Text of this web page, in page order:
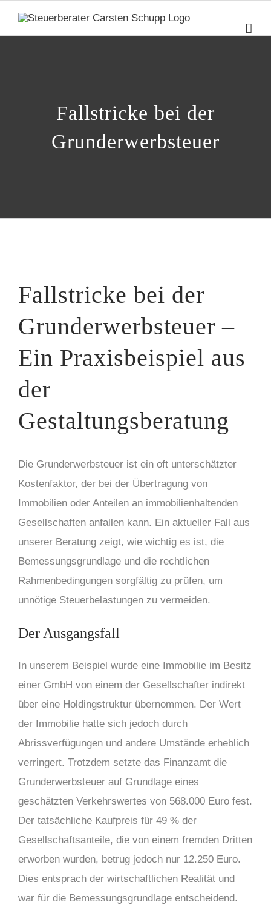
Fallstricke bei der
Grunderwerbsteuer
Fallstricke bei der
Grunderwerbsteuer –
Ein Praxisbeispiel aus
der
Gestaltungsberatung
Die Grunderwerbsteuer ist ein oft unterschätzter
Kostenfaktor, der bei der Übertragung von
Immobilien oder Anteilen an immobilienhaltenden
Gesellschaften anfallen kann. Ein aktueller Fall aus
unserer Beratung zeigt, wie wichtig es ist, die
Bemessungsgrundlage und die rechtlichen
Rahmenbedingungen sorgfältig zu prüfen, um
unnötige Steuerbelastungen zu vermeiden.
Der Ausgangsfall
In unserem Beispiel wurde eine Immobilie im Besitz
einer GmbH von einem der Gesellschafter indirekt
über eine Holdingstruktur übernommen. Der Wert
der Immobilie hatte sich jedoch durch
Abrissverfügungen und andere Umstände erheblich
verringert. Trotzdem setzte das Finanzamt die
Grunderwerbsteuer auf Grundlage eines
geschätzten Verkehrswertes von 568.000 Euro fest.
Der tatsächliche Kaufpreis für 49 % der
Gesellschaftsanteile, die von einem fremden Dritten
erworben wurden, betrug jedoch nur 12.250 Euro.
Dies entsprach der wirtschaftlichen Realität und
war für die Bemessungsgrundlage entscheidend.